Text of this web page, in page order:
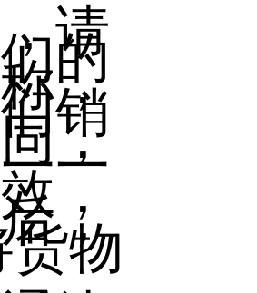
请
的
，
销
，
一
，
，
物